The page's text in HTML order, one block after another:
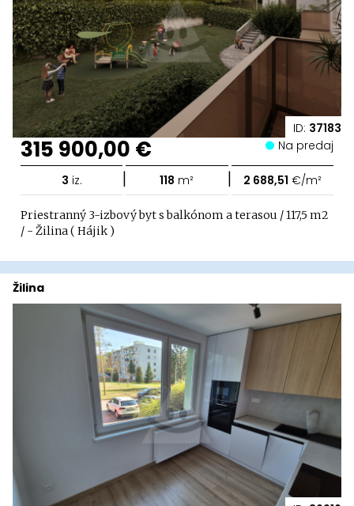
ID: 37183
315 900,00 € Na predaj
3 iz. | 118 m² | 2 688,51 €/m²
Priestranný 3-izbový byt s balkónom a terasou / 117,5 m2
/ - Žilina ( Hájik )
Žilina